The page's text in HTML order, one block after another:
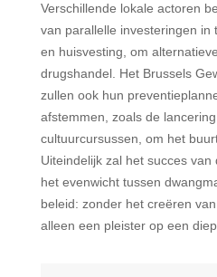
Verschillende lokale actoren
van parallelle investeringen in
en huisvesting, om
drugshandel. Het Brussels
zullen ook hun
afstemmen, zoals de
cultuurcursussen, om het
Uiteindelijk zal het succes
het evenwicht tussen
beleid: zonder het creëren
alleen een pleister op een